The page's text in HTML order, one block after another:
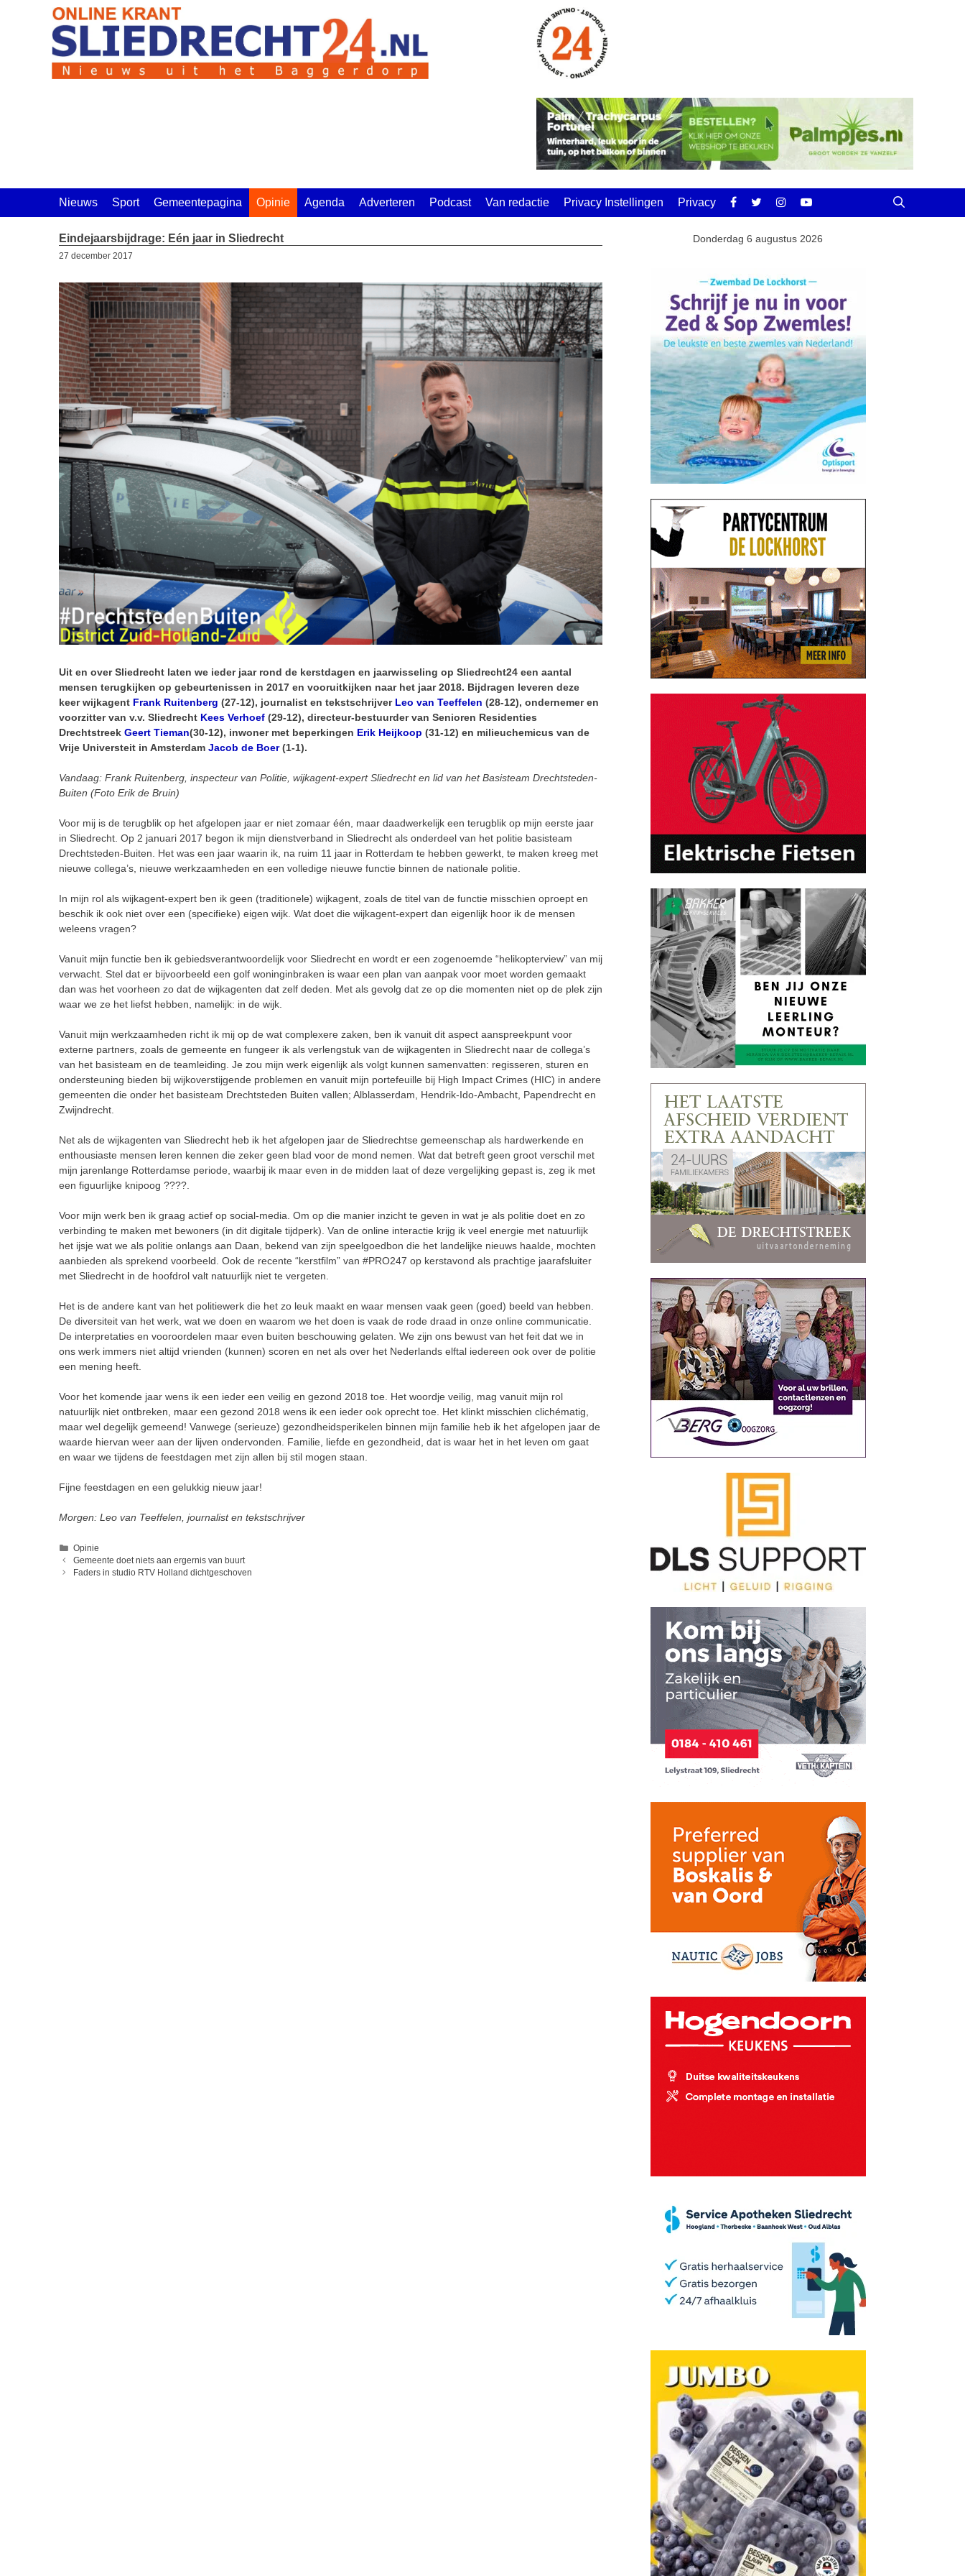
Nieuws Sport Gemeentepagina Opinie Agenda Adverteren Podcast Van redactie Privacy Instellingen Privacy
Eindejaarsbijdrage: Eén jaar in Sliedrecht
27 december 2017
Uit en over Sliedrecht laten we ieder jaar rond de kerstdagen en jaarwisseling op Sliedrecht24 een aantal
mensen terugkijken op gebeurtenissen in 2017 en vooruitkijken naar het jaar 2018. Bijdragen leveren deze
keer wijkagent Frank Ruitenberg (27-12), journalist en tekstschrijver Leo van Teeffelen (28-12), ondernemer en
voorzitter van v.v. Sliedrecht Kees Verhoef (29-12), directeur-bestuurder van Senioren Residenties
Drechtstreek Geert Tieman(30-12), inwoner met beperkingen Erik Heijkoop (31-12) en milieuchemicus van de
Vrije Universteit in Amsterdam Jacob de Boer(1-1).
Vandaag: Frank Ruitenberg, inspecteur van Politie, wijkagent-expert Sliedrecht en lid van het Basisteam Drechtsteden-
Buiten (Foto Erik de Bruin)
Voor mij is de terugblik op het afgelopen jaar er niet zomaar één, maar daadwerkelijk een terugblik op mijn eerste jaar
in Sliedrecht. Op 2 januari 2017 begon ik mijn dienstverband in Sliedrecht als onderdeel van het politie basisteam
Drechtsteden-Buiten. Het was een jaar waarin ik, na ruim 11 jaar in Rotterdam te hebben gewerkt, te maken kreeg met
nieuwe collega’s, nieuwe werkzaamheden en een volledige nieuwe functie binnen de nationale politie.
In mijn rol als wijkagent-expert ben ik geen (traditionele) wijkagent, zoals de titel van de functie misschien oproept en
beschik ik ook niet over een (specifieke) eigen wijk. Wat doet die wijkagent-expert dan eigenlijk hoor ik de mensen
weleens vragen?
Vanuit mijn functie ben ik gebiedsverantwoordelijk voor Sliedrecht en wordt er een zogenoemde “helikopterview” van mij
verwacht. Stel dat er bijvoorbeeld een golf woninginbraken is waar een plan van aanpak voor moet worden gemaakt
dan was het voorheen zo dat de wijkagenten dat zelf deden. Met als gevolg dat ze op die momenten niet op de plek zijn
waar we ze het liefst hebben, namelijk: in de wijk.
Vanuit mijn werkzaamheden richt ik mij op de wat complexere zaken, ben ik vanuit dit aspect aanspreekpunt voor
externe partners, zoals de gemeente en fungeer ik als verlengstuk van de wijkagenten in Sliedrecht naar de collega’s
van het basisteam en de teamleiding. Je zou mijn werk eigenlijk als volgt kunnen samenvatten: regisseren, sturen en
ondersteuning bieden bij wijkoverstijgende problemen en vanuit mijn portefeuille bij High Impact Crimes (HIC) in andere
gemeenten die onder het basisteam Drechtsteden Buiten vallen; Alblasserdam, Hendrik-Ido-Ambacht, Papendrecht en
Zwijndrecht.
Net als de wijkagenten van Sliedrecht heb ik het afgelopen jaar de Sliedrechtse gemeenschap als hardwerkende en
enthousiaste mensen leren kennen die zeker geen blad voor de mond nemen. Wat dat betreft geen groot verschil met
mijn jarenlange Rotterdamse periode, waarbij ik maar even in de midden laat of deze vergelijking gepast is, zeg ik met
een figuurlijke knipoog ????.
Voor mijn werk ben ik graag actief op social-media. Om op die manier inzicht te geven in wat je als politie doet en zo
verbinding te maken met bewoners (in dit digitale tijdperk). Van de online interactie krijg ik veel energie met natuurlijk
het ijsje wat we als politie onlangs aan Daan, bekend van zijn speelgoedbon die het landelijke nieuws haalde, mochten
aanbieden als sprekend voorbeeld. Ook de recente “kerstfilm” van #PRO247 op kerstavond als prachtige jaarafsluiter
met Sliedrecht in de hoofdrol valt natuurlijk niet te vergeten.
Het is de andere kant van het politiewerk die het zo leuk maakt en waar mensen vaak geen (goed) beeld van hebben.
De diversiteit van het werk, wat we doen en waarom we het doen is vaak de rode draad in onze online communicatie.
De interpretaties en vooroordelen maar even buiten beschouwing gelaten. We zijn ons bewust van het feit dat we in
ons werk immers niet altijd vrienden (kunnen) scoren en net als over het Nederlands elftal iedereen ook over de politie
een mening heeft.
Voor het komende jaar wens ik een ieder een veilig en gezond 2018 toe. Het woordje veilig, mag vanuit mijn rol
natuurlijk niet ontbreken, maar een gezond 2018 wens ik een ieder ook oprecht toe. Het klinkt misschien clichématig,
maar wel degelijk gemeend! Vanwege (serieuze) gezondheidsperikelen binnen mijn familie heb ik het afgelopen jaar de
waarde hiervan weer aan der lijven ondervonden. Familie, liefde en gezondheid, dat is waar het in het leven om gaat
en waar we tijdens de feestdagen met zijn allen bij stil mogen staan.
Fijne feestdagen en een gelukkig nieuw jaar!
Morgen: Leo van Teeffelen, journalist en tekstschrijver
Categorieën
Opinie
Gemeente doet niets aan ergernis van buurt
Faders in studio RTV Holland dichtgeschoven
Donderdag 6 augustus 2026